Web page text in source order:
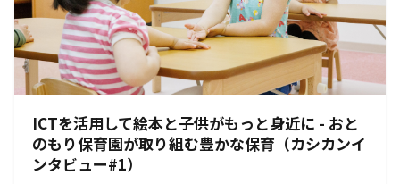
ICTを活用して絵本と子供がもっと身近に - おと
のもり保育園が取り組む豊かな保育（カシカンイ
ンタビュー#1）